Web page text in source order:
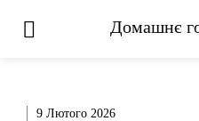
Домашнє
9 Лютого 2026